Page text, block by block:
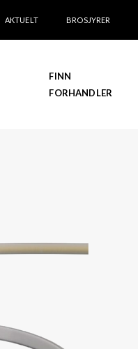
AKTUELT BROSJYRER
FINN
FORHANDLER